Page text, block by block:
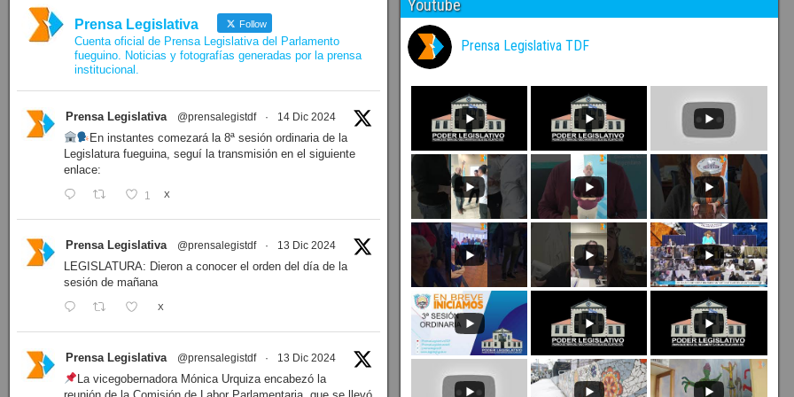
Prensa Legislativa Follow
Cuenta oficial de Prensa Legislativa del Parlamento
fueguino. Noticias y fotografías generadas por la prensa
institucional.
Prensa Legislativa @prensalegistdf · 14 Dic 2024
En instantes comezará la 8ª sesión ordinaria de la
Legislatura fueguina, seguí la transmisión en el siguiente
enlace:
1 X
Prensa Legislativa @prensalegistdf · 13 Dic 2024
LEGISLATURA: Dieron a conocer el orden del día de la
sesión de mañana
X
Prensa Legislativa @prensalegistdf · 13 Dic 2024
La vicegobernadora Mónica Urquiza encabezó la
Youtube
Prensa Legislativa TDF